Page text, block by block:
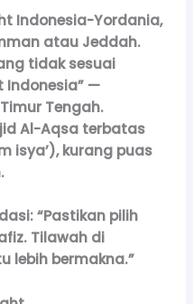
Indonesia-Yordania,
atau Jeddah.
tidak sesuai
Indonesia” —
Tengah.
Al-Aqsa terbatas
isya’), kurang puas
“Pastikan pilih
Tilawah di
lebih bermakna.”